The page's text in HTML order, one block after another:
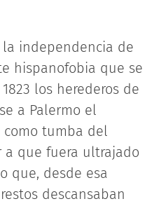
independencia de
hispanofobia que se
los herederos de
a Palermo el
tumba del
a que fuera ultrajado
que, desde esa
descansaban